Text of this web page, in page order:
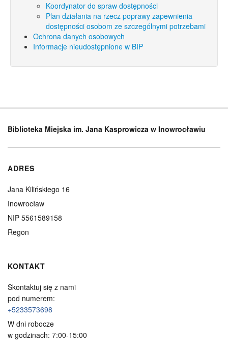
Koordynator do spraw dostępności
Plan działania na rzecz poprawy zapewnienia
dostępności osobom ze szczególnymi potrzebami
Ochrona danych osobowych
Informacje nieudostępnione w BIP
Biblioteka Miejska im. Jana Kasprowicza w Inowrocławiu
ADRES
Jana Kilińskiego 16
Inowrocław
NIP 5561589158
Regon
KONTAKT
Skontaktuj się z nami
pod numerem:
+5233573698
W dni robocze
w godzinach: 7:00-15:00